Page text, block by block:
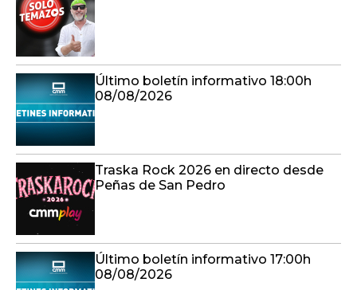
Último boletín informativo 18:00h
08/08/2026
Traska Rock 2026 en directo desde
Peñas de San Pedro
Último boletín informativo 17:00h
08/08/2026